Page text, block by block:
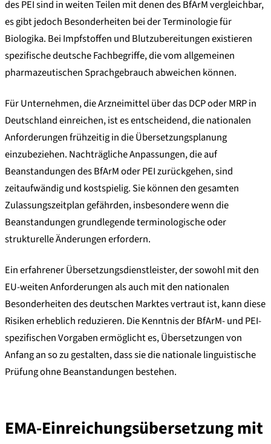
des PEI sind in weiten Teilen mit denen des BfArM vergleichbar,
es gibt jedoch Besonderheiten bei der Terminologie für
Biologika. Bei Impfstoffen und Blutzubereitungen existieren
spezifische deutsche Fachbegriffe, die vom allgemeinen
pharmazeutischen Sprachgebrauch abweichen können.
Für Unternehmen, die Arzneimittel über das DCP oder MRP in
Deutschland einreichen, ist es entscheidend, die nationalen
Anforderungen frühzeitig in die Übersetzungsplanung
einzubeziehen. Nachträgliche Anpassungen, die auf
Beanstandungen des BfArM oder PEI zurückgehen, sind
zeitaufwändig und kostspielig. Sie können den gesamten
Zulassungszeitplan gefährden, insbesondere wenn die
Beanstandungen grundlegende terminologische oder
strukturelle Änderungen erfordern.
Ein erfahrener Übersetzungsdienstleister, der sowohl mit den
EU-weiten Anforderungen als auch mit den nationalen
Besonderheiten des deutschen Marktes vertraut ist, kann diese
Risiken erheblich reduzieren. Die Kenntnis der BfArM- und PEI-
spezifischen Vorgaben ermöglicht es, Übersetzungen von
Anfang an so zu gestalten, dass sie die nationale linguistische
Prüfung ohne Beanstandungen bestehen.
EMA-Einreichungsübersetzung mit